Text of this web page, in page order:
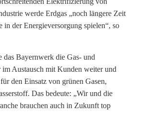
werde Erdgas „noch längere Zeit
in der Energieversorgung spielen“, so
das Bayernwerk die Gas- und
Austausch mit Kunden weiter und
den Einsatz von grünen Gasen,
Das bedeute: „Wir und die
brauchen auch in Zukunft top